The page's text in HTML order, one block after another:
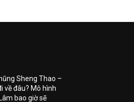
Sheng Thao –
về đâu? Mô hình
bao giờ sẽ